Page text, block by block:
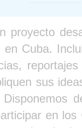
proyecto
Cuba.
sus
en